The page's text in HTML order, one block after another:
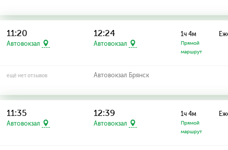
11:20
Автовокзал
12:24
Автовокзал
1ч 4м
Прямой
маршрут
ещё нет отзывов Автовокзал Брянск
11:35
Автовокзал
12:39
Автовокзал
1ч 4м
Прямой
маршрут